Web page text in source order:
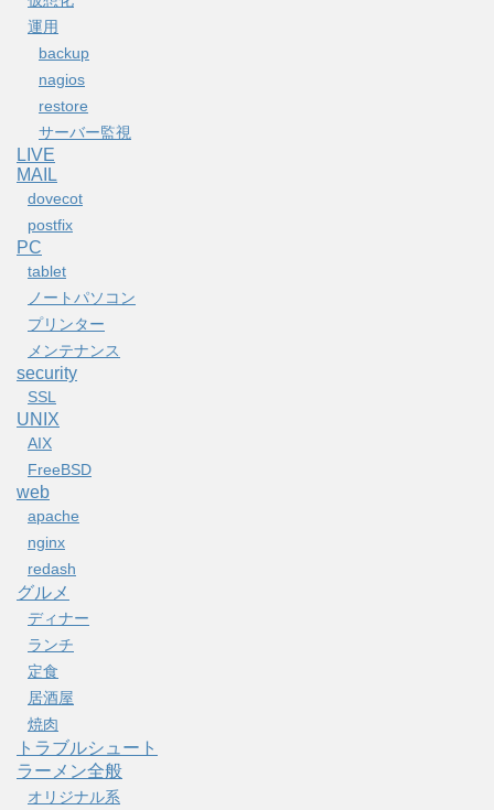
運用
backup
nagios
restore
サーバー監視
LIVE
MAIL
dovecot
postfix
PC
tablet
ノートパソコン
プリンター
メンテナンス
security
SSL
UNIX
AIX
FreeBSD
web
apache
nginx
redash
グルメ
ディナー
ランチ
定食
居酒屋
焼肉
トラブルシュート
ラーメン全般
オリジナル系